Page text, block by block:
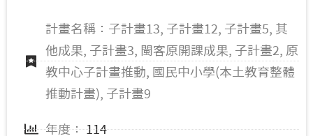
計畫名稱：子計畫13, 子計畫12, 子計畫5, 其
他成果, 子計畫3, 閩客原開課成果, 子計畫2, 原
教中心子計畫推動, 國民中小學(本土教育整體
推動計畫), 子計畫9
年度： 114